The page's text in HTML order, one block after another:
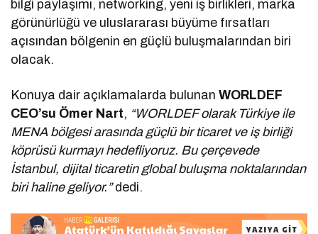
bilgi paylaşımı, networking, yeni iş birlikleri, marka
görünürlüğü ve uluslararası büyüme fırsatları
açısından bölgenin en güçlü buluşmalarından biri
olacak.
Konuya dair açıklamalarda bulunanWORLDEF
CEO’su Ömer Nart, “WORLDEF olarak Türkiye ile
MENA bölgesi arasında güçlü bir ticaret ve iş birliği
köprüsü kurmayı hedefliyoruz. Bu çerçevede
İstanbul, dijital ticaretin global buluşma noktalarından
biri haline geliyor.”dedi.